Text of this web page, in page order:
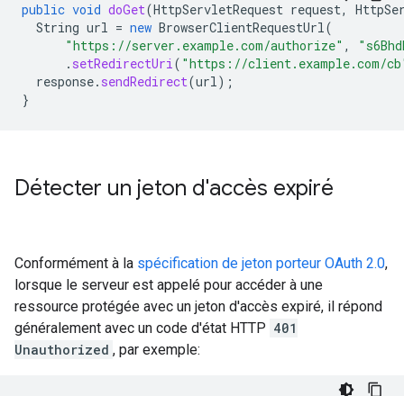
public void doGet(HttpServletRequest request,
String url = new BrowserClientRequestUrl(
"https://server.example.com/authorize" ,
. setRedirectUri( "https://client.example.com/
response. sendRedirect(url);
}
Détecter un jeton d'accès expiré
Conformément à la spécification de jeton porteur OAuth 2.0,
lorsque le serveur est appelé pour accéder à une
ressource protégée avec un jeton d'accès expiré, il répond
généralement avec un code d'état HTTP 401
Unauthorized , par exemple: